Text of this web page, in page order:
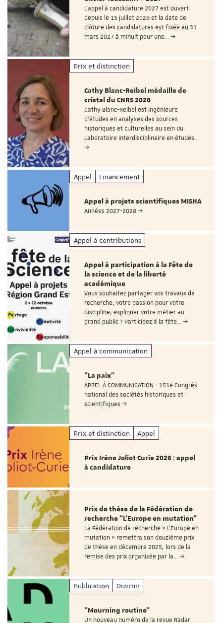
L’appel à candidature 2027 est ouvert
depuis le 15 juillet 2026 et la date de
clôture des candidatures est fixée au 31
mars 2027 à minuit pour une…
Prix et distinction
Cathy Blanc-Reibel médaille de
cristal du CNRS 2026
Cathy Blanc-Reibel est ingénieure
d’études en analyses des sources
historiques et culturelles au sein du
Laboratoire interdisciplinaire en études…
Appel Financement
Appel à projets scientifiques MISHA
Années 2027-2028
Appel à contributions
Appel à participation à la Fête de
la science et de la liberté
académique
Vous souhaitez partager vos travaux de
recherche, votre passion pour votre
discipline, expliquer votre métier au
grand public ? Participez à la fête…
Appel à communication
"La paix"
APPEL À COMMUNICATION - 151e Congrès
national des sociétés historiques et
scientifiques
Prix et distinction Appel
Prix Irène Joliot Curie 2026 : appel
à candidature
Prix de thèse de la Fédération de
recherche "L’Europe en mutation"
La Fédération de recherche « L’Europe en
mutation » remettra son douzième prix
de thèse en décembre 2025, lors de la
remise des prix organisée par la…
Publication Ouvroir
"Mourning routine"
Un nouveau numéro de la revue Radar